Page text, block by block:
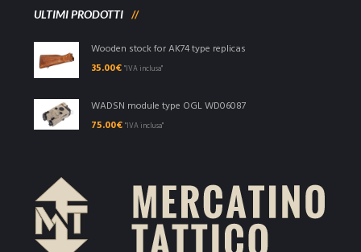
ULTIMI PRODOTTI
Wooden stock for AK74 type replicas
35.00€ "IVA inclusa"
WADSN module type OGL WD06087
75.00€ "IVA inclusa"